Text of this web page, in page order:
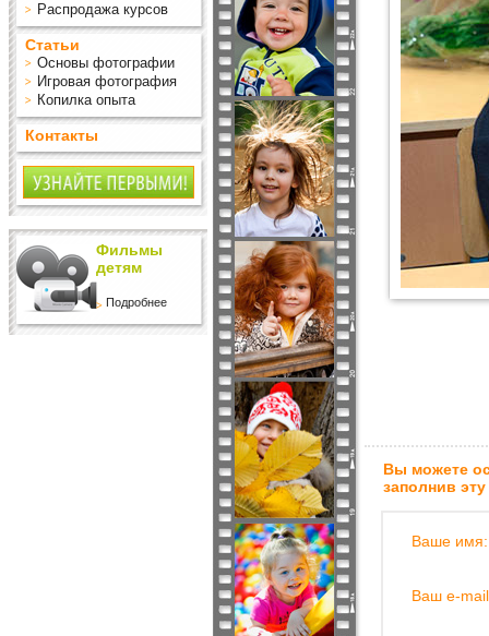
Распродажа курсов
Статьи
Основы фотографии
Игровая фотография
Копилка опыта
Контакты
Фильмы
детям
Подробнее
Вы можете
заполнив
Ваше имя:
Ваш e-